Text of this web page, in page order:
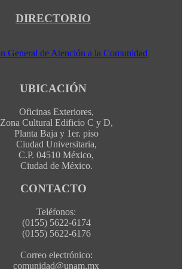
DIRECTORIO
UBICACIÓN
Oficinas Exteriores,
Zona Cultural Edificio C y D,
Planta Baja y 1er. piso
Ciudad Universitaria,
C.P. 04510 México,
Ciudad de México.
CONTACTO
Teléfonos:
(0155) 5622-6174
(0155) 5622-6176
Correo electrónico:
comunidad@unam.mx